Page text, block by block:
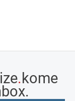
.kome